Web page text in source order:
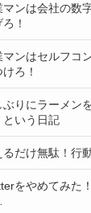
マンは会社の数
ろ！
マンはセルフコ
ろ！
ぶりにラーメン
という日記
るだけ無駄！行
をやめてみた